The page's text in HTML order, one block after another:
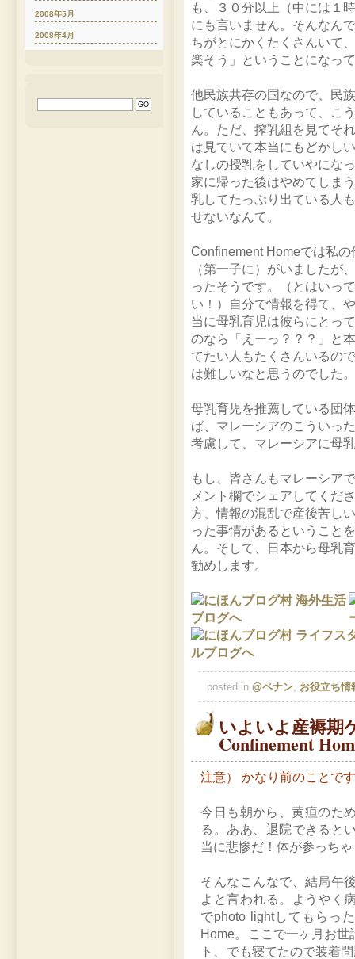
も、３０分以上（中には１
にも言いません。そんなん
ちがとにかくたくさんいて
楽そう」ということになっ
他民族共存の国なので、民
していることもあって、こ
ん。ただ、搾乳組を見てそ
は見ていて本当にもどかし
なしの授乳をしていやにな
家に帰った後はやめてしま
乳してたっぷり出ている人
せないなんて。
Confinement Homeでは私
（第一子に）がいましたが
ったそうです。（とはいっ
い！）自分で情報を得て、
当に母乳育児は彼らにとっ
のなら「えーっ？？？」と
てたい人もたくさんいるの
は難しいなと思うのでした
母乳育児を推薦している団
ば、マレーシアのこういっ
考慮して、マレーシアに母
もし、皆さんもマレーシア
メント欄でシェアしてくだ
方、情報の混乱で産後苦し
った事情があるということ
ん。そして、日本から母乳
勧めします。
posted in @ペナン, お役立ち情
いよいよ産褥期
Confinement
注意） かなり前のことで
今日も朝から、黄疸のた
る。ああ、退院できると
当に悲惨だ！体が参っち
そんなこんなで、結局午
よと言われる。ようやく
でphoto lightしてもらっ
Home。ここで一ヶ月お
ト、でも寝てたので装着
2008年5月
2008年4月